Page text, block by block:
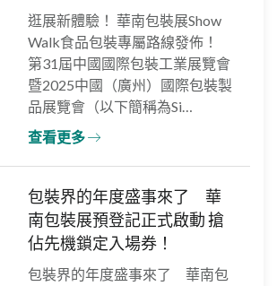
逛展新體驗！ 華南包裝展Show
Walk食品包裝專屬路線發佈！
第31屆中國國際包裝工業展覽會
暨2025中國（廣州）國際包裝製
品展覽會（以下簡稱為Si…
查看更多
包裝界的年度盛事來了 華
南包裝展預登記正式啟動 搶
佔先機鎖定入場券！
包裝界的年度盛事來了 華南包